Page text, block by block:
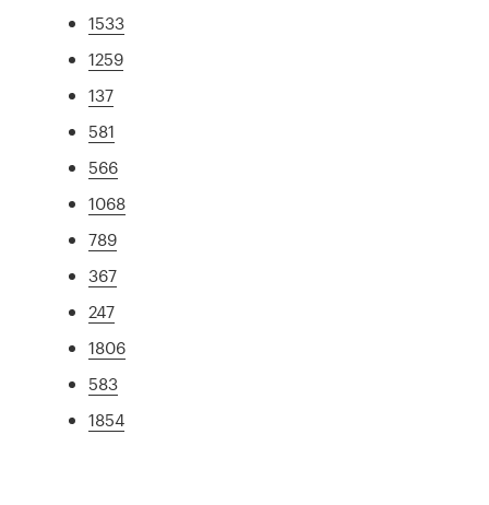
1533
1259
137
581
566
1068
789
367
247
1806
583
1854